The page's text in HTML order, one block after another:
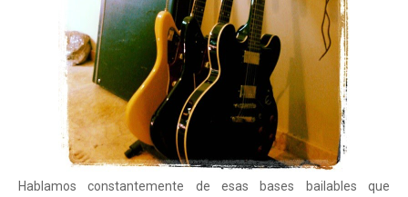
Hablamos constantemente de esas bases bailables que